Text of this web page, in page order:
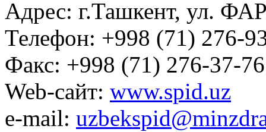
Адрес: г.Ташкент, ул.
Телефон: +998 (71) 276-
Факс: +998 (71) 276-37-76
Web-сайт: www.spid.uz
e-mail: